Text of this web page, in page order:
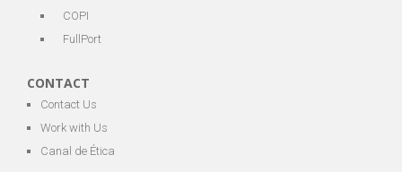
COPI
FullPort
CONTACT
Contact Us
Work with Us
Canal de Ética